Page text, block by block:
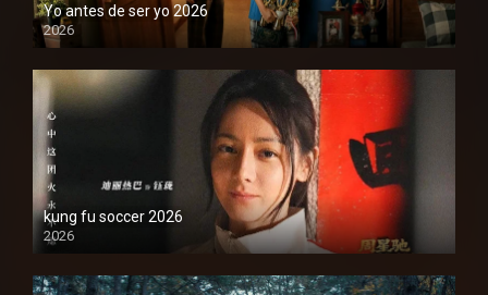
Yo antes de ser yo 2026
2026
1080P
kung fu soccer 2026
2026
1080P